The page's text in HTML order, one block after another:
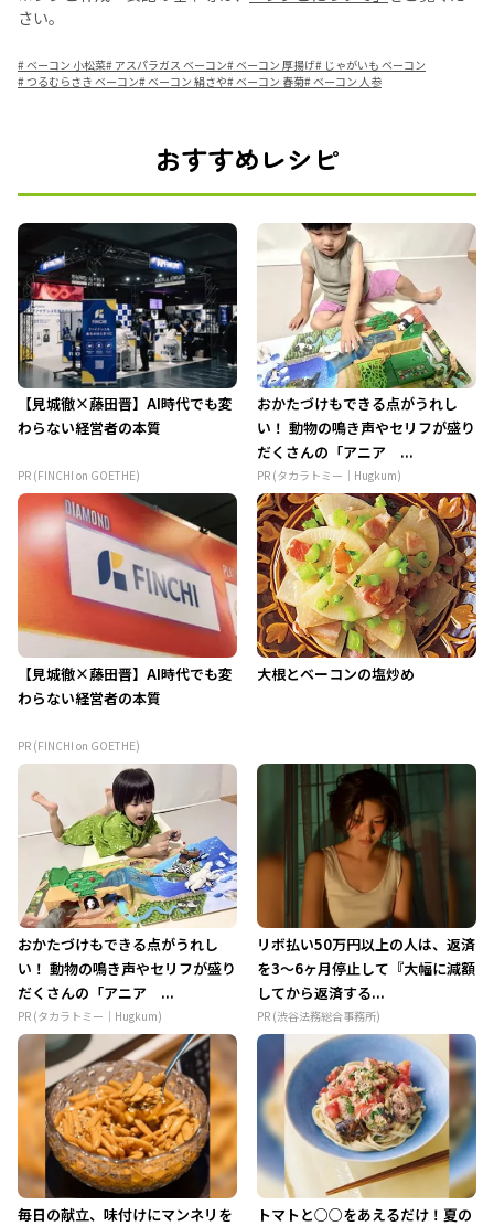
さい。
#ベーコン 小松菜# アスパラガス ベーコン#ベーコン 厚揚げ# じゃがいも ベーコン
# つるむらさき ベーコン#ベーコン 絹さや#ベーコン 春菊#ベーコン 人参
おすすめレシピ
【見城徹×藤田晋】AI時代でも変
わらない経営者の本質
PR (FINCHI on GOETHE)
おかたづけもできる点がうれし
い！ 動物の鳴き声やセリフが盛り
だくさんの「アニア ...
PR (タカラトミー｜Hugkum)
【見城徹×藤田晋】AI時代でも変
わらない経営者の本質
PR (FINCHI on GOETHE)
大根とベーコンの塩炒め
おかたづけもできる点がうれし
い！ 動物の鳴き声やセリフが盛り
だくさんの「アニア ...
PR (タカラトミー｜Hugkum)
リボ払い50万円以上の人は、返済
を3～6ヶ月停止して『大幅に減額
してから返済する...
PR (渋谷法務総合事務所)
毎日の献立、味付けにマンネリを
トマトと○○をあえるだけ！夏の